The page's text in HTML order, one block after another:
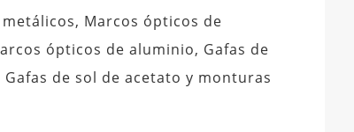
Marcos ópticos de
ópticos de aluminio, Gafas de
de sol de acetato y monturas